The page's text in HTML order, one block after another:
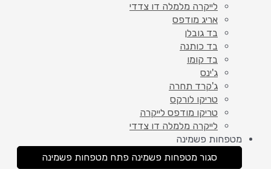
לייקרה מלמלה דו צדדי
אריג מודפס
בד גובלן
בד כותנה
בד קומו
ג'ינס
ג'קרד תחרה
טריקו לורקס
טריקו מודפס לייקרה
לייקרה מלמלה דו צדדי
מטפחות פשמינה
סגור מטפחות פשמינה פתח מטפחות פשמינה